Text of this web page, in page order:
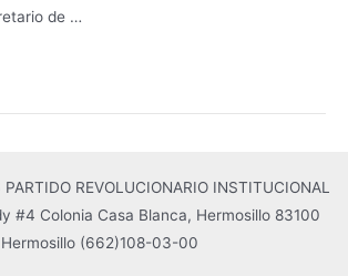
de …
REVOLUCIONARIO INSTITUCIONAL
#4 Colonia Casa Blanca, Hermosillo 83100
Hermosillo (662)108-03-00